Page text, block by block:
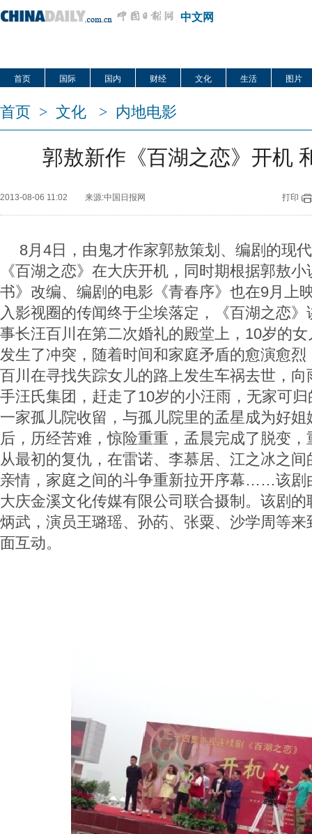
中文网
首页 国际 国内 财经 文化 生活 图片
首页 > 文化 > 内地电影
郭敖新作《百湖之恋》开机
2013-08-06 11:02 来源:中国日报网 打印
8月4日，由鬼才作家郭敖策划、编剧的现
《百湖之恋》在大庆开机，同时期根据郭敖
书》改编、编剧的电影《青春序》也在9月上
入影视圈的传闻终于尘埃落定，《百湖之恋
事长汪百川在第二次婚礼的殿堂上，10岁的
发生了冲突，随着时间和家庭矛盾的愈演愈
百川在寻找失踪女儿的路上发生车祸去世，
手汪氏集团，赶走了10岁的小汪雨，无家可
一家孤儿院收留，与孤儿院里的孟星成为好
后，历经苦难，惊险重重，孟晨完成了脱变
从最初的复仇，在雷诺、李慕居、江之冰之
亲情，家庭之间的斗争重新拉开序幕……该剧
大庆金溪文化传媒有限公司联合摄制。该剧
炳武，演员王璐瑶、孙菂、张粟、沙学周等
面互动。